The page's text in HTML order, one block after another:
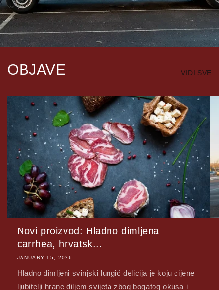
OBJAVE VIDI SVE
Novi proizvod: Hladno dimljena
carrhea, hrvatsk...
JANUARY 15, 2026
Hladno dimljeni svinjski lungić delicija je koju cijene
ljubitelji hrane diljem svijeta zbog bogatog okusa i